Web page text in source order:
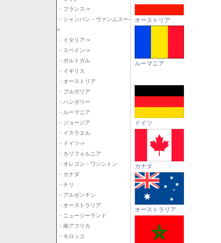
- フランス->
- シャンパン・ヴァンムスー-
>
- イタリア->
- スペイン->
- ポルトガル
- イギリス
- オーストリア
- ブルガリア
- ハンガリー
- ルーマニア
- ジョージア
- イスラエル
- ドイツ->
- カリフォルニア
- オレゴン・ワシントン
- カナダ
- チリ
- アルゼンチン
- オーストラリア
- ニュージーランド
- 南アフリカ
- モロッコ
オーストリア
ルーマニア
ドイツ
カナダ
オーストラリア